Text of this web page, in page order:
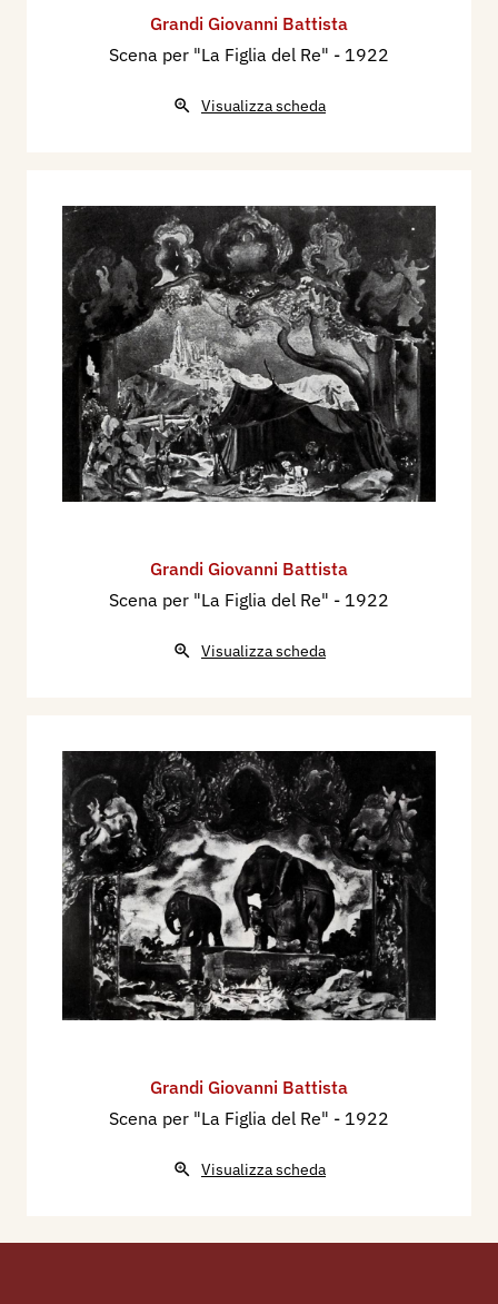
Grandi Giovanni Battista
Scena per "La Figlia del Re" - 1922
Visualizza scheda
Grandi Giovanni Battista
Scena per "La Figlia del Re" - 1922
Visualizza scheda
Grandi Giovanni Battista
Scena per "La Figlia del Re" - 1922
Visualizza scheda